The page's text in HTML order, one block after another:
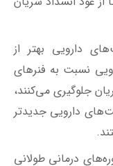
بدین ترتیب از بسته
جلوگیری شود. این
که با مشکلات
جراحی دیگر در
نیاز دارند، حذف